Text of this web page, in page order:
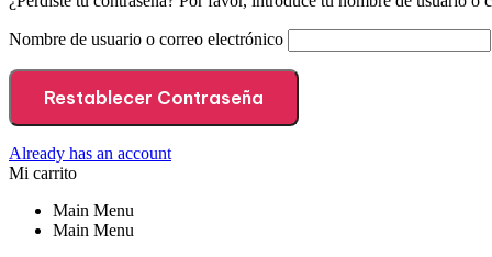
Nombre de usuario o correo electrónico
Restablecer Contraseña
Already has an account
Mi carrito
Main Menu
Main Menu